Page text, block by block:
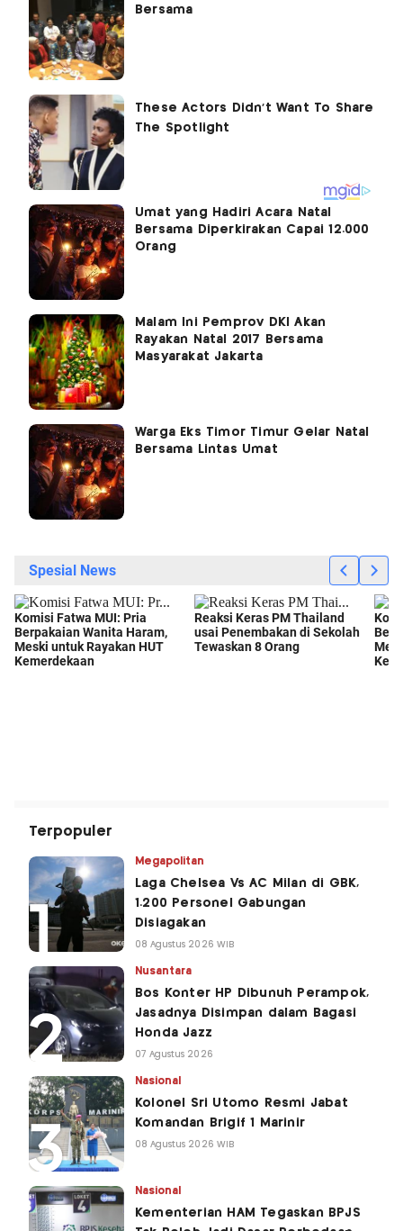
Bersama
Umat yang Hadiri Acara Natal
Bersama Diperkirakan Capai 12.000
Orang
Malam Ini Pemprov DKI Akan
Rayakan Natal 2017 Bersama
Masyarakat Jakarta
Warga Eks Timor Timur Gelar Natal
Bersama Lintas Umat
Terpopuler
Megapolitan
Laga Chelsea Vs AC Milan di GBK,
1.200 Personel Gabungan
Disiagakan
08 Agustus 2026 WIB
Nusantara
Bos Konter HP Dibunuh Perampok,
Jasadnya Disimpan dalam Bagasi
Honda Jazz
07 Agustus 2026
Nasional
Kolonel Sri Utomo Resmi Jabat
Komandan Brigif 1 Marinir
08 Agustus 2026 WIB
Nasional
Kementerian HAM Tegaskan BPJS